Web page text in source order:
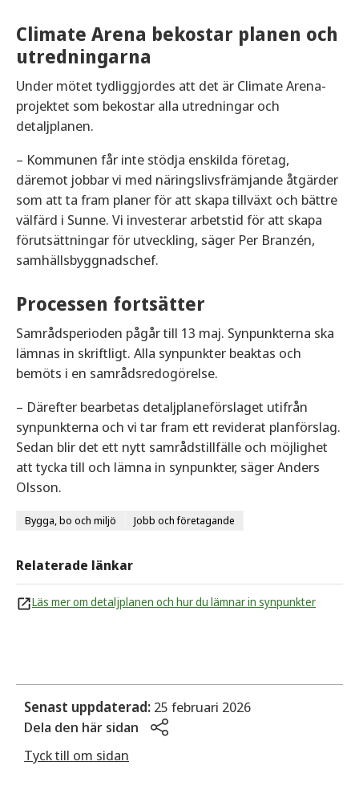
Climate Arena bekostar planen och
utredningarna
Under mötet tydliggjordes att det är Climate Arena-
projektet som bekostar alla utredningar och
detaljplanen.
– Kommunen får inte stödja enskilda företag,
däremot jobbar vi med näringslivsfrämjande åtgärder
som att ta fram planer för att skapa tillväxt och bättre
välfärd i Sunne. Vi investerar arbetstid för att skapa
förutsättningar för utveckling, säger Per Branzén,
samhällsbyggnadschef.
Processen fortsätter
Samrådsperioden pågår till 13 maj. Synpunkterna ska
lämnas in skriftligt. Alla synpunkter beaktas och
bemöts i en samrådsredogörelse.
– Därefter bearbetas detaljplaneförslaget utifrån
synpunkterna och vi tar fram ett reviderat planförslag.
Sedan blir det ett nytt samrådstillfälle och möjlighet
att tycka till och lämna in synpunkter, säger Anders
Olsson.
Bygga, bo och miljö Jobb och företagande
Relaterade länkar
Läs mer om detaljplanen och hur du lämnar in synpunkter
Senast uppdaterad: 25 februari 2026
Dela den här sidan
Tyck till om sidan